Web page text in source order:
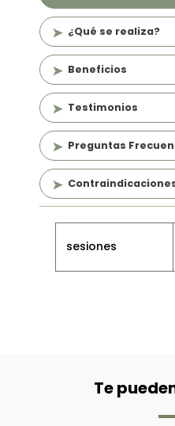
¿Qué se realiza?
Beneficios
Testimonios
Preguntas
sesiones
Te